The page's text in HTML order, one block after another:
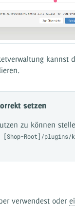
kannst
setzen
zu können
[Shop-Root]/plugins/
verwendest oder